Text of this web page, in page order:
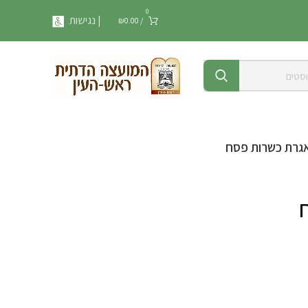
0
/
₪0.00 | נגישות
כשרות פסח